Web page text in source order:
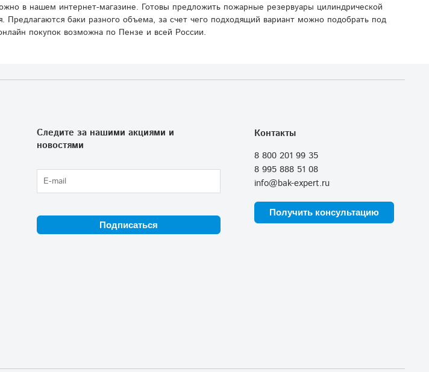
в нашем интернет-магазине. Готовы предложить пожарные резервуары цилиндрической
баки разного объема, за счет чего подходящий вариант можно подобрать под
покупок возможна по Пензе и всей России.
Контакты
8 800 201 99 35
8 995 888 51 08
info@bak-expert.ru
Получить консультацию
Следите за нашими акциями и
новостями
Подписаться